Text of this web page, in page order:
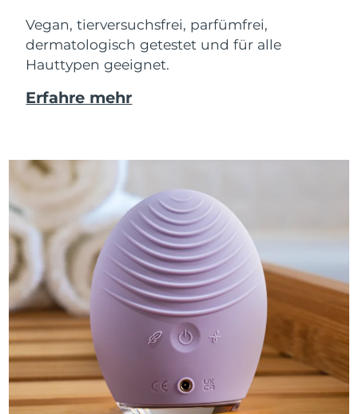
Vegan, tierversuchsfrei, parfümfrei,
dermatologisch getestet und für alle
Hauttypen geeignet.
Erfahre mehr